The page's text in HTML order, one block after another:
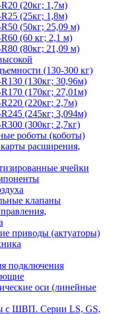
(20кг; 1,7м)
(25кг; 1,8м)
(50кг; 25,09 м)
(60 кг; 2,1 м)
(80кг; 21,09 м)
(130-300 кг)
(130кг; 30,96м)
(170кг; 27,01м)
(220кг; 2,7м)
(245кг; 3,094м)
(300кг; 2,7кг)
роботы (коботы)
расширения,
ячейки
клапаны
приводы (актуаторы)
подключения
оси (линейные
с ШВП. Серии LS, GS,